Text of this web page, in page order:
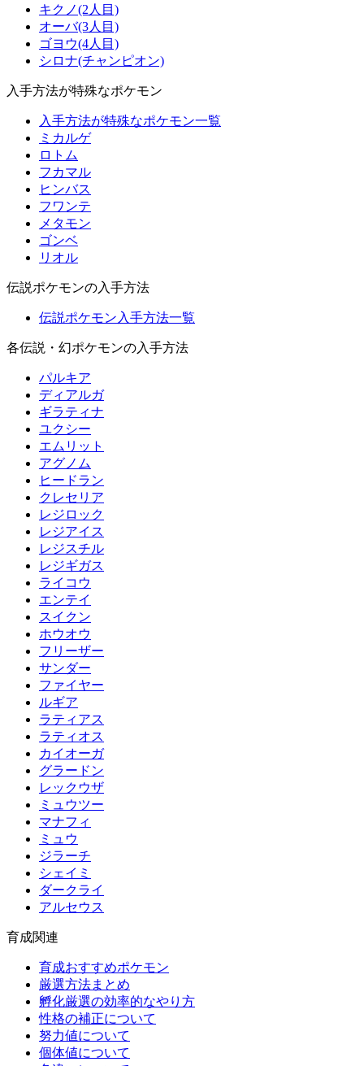
キクノ(2人目)
オーバ(3人目)
ゴヨウ(4人目)
シロナ(チャンピオン)
入手方法が特殊なポケモン
入手方法が特殊なポケモン一覧
ミカルゲ
ロトム
フカマル
ヒンバス
フワンテ
メタモン
ゴンベ
リオル
伝説ポケモンの入手方法
伝説ポケモン入手方法一覧
各伝説・幻ポケモンの入手方法
パルキア
ディアルガ
ギラティナ
ユクシー
エムリット
アグノム
ヒードラン
クレセリア
レジロック
レジアイス
レジスチル
レジギガス
ライコウ
エンテイ
スイクン
ホウオウ
フリーザー
サンダー
ファイヤー
ルギア
ラティアス
ラティオス
カイオーガ
グラードン
レックウザ
ミュウツー
マナフィ
ミュウ
ジラーチ
シェイミ
ダークライ
アルセウス
育成関連
育成おすすめポケモン
厳選方法まとめ
孵化厳選の効率的なやり方
性格の補正について
努力値について
個体値について